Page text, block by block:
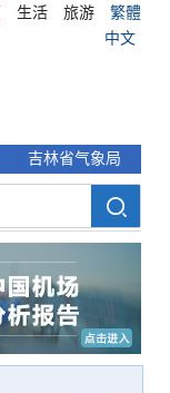
生活 旅游
繁體
中文
吉林省气象局